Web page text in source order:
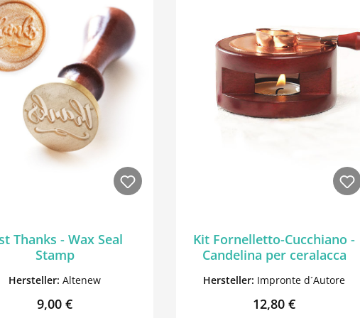
Thanks - Wax Seal
Stamp
Hersteller:Altenew
Regulärer Preis:
9,00 €
Kit Fornelletto-Cucchiano -
Candelina per ceralacca
Hersteller: Impronte d´Autore
Regulärer Preis:
12,80 €